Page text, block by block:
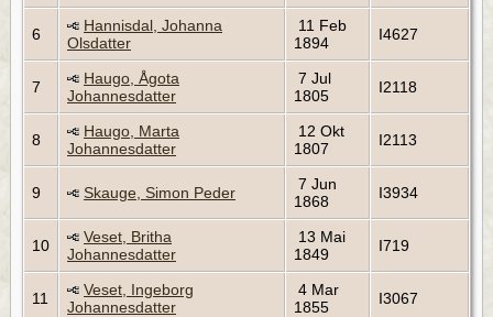
6
Hannisdal, Johanna
Olsdatter
11 Feb
1894
I4627
7
Haugo, Ågota
Johannesdatter
7 Jul
1805
I2118
8
Haugo, Marta
Johannesdatter
12 Okt
1807
I2113
9 Skauge, Simon Peder
7 Jun
1868
I3934
10
Veset, Britha
Johannesdatter
13 Mai
1849
I719
11
Veset, Ingeborg
Johannesdatter
4 Mar
1855
I3067